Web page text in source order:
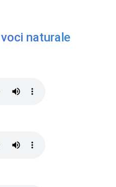
naturale